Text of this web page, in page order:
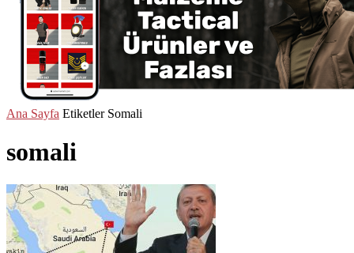
Ana Sayfa Etiketler Somali
somali